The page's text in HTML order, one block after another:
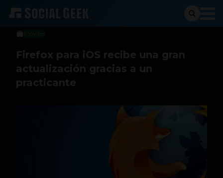
Sergio Ramos
28 de julio de 2016
Firefox para iOS recibe una gran
actualización gracias a un
practicante